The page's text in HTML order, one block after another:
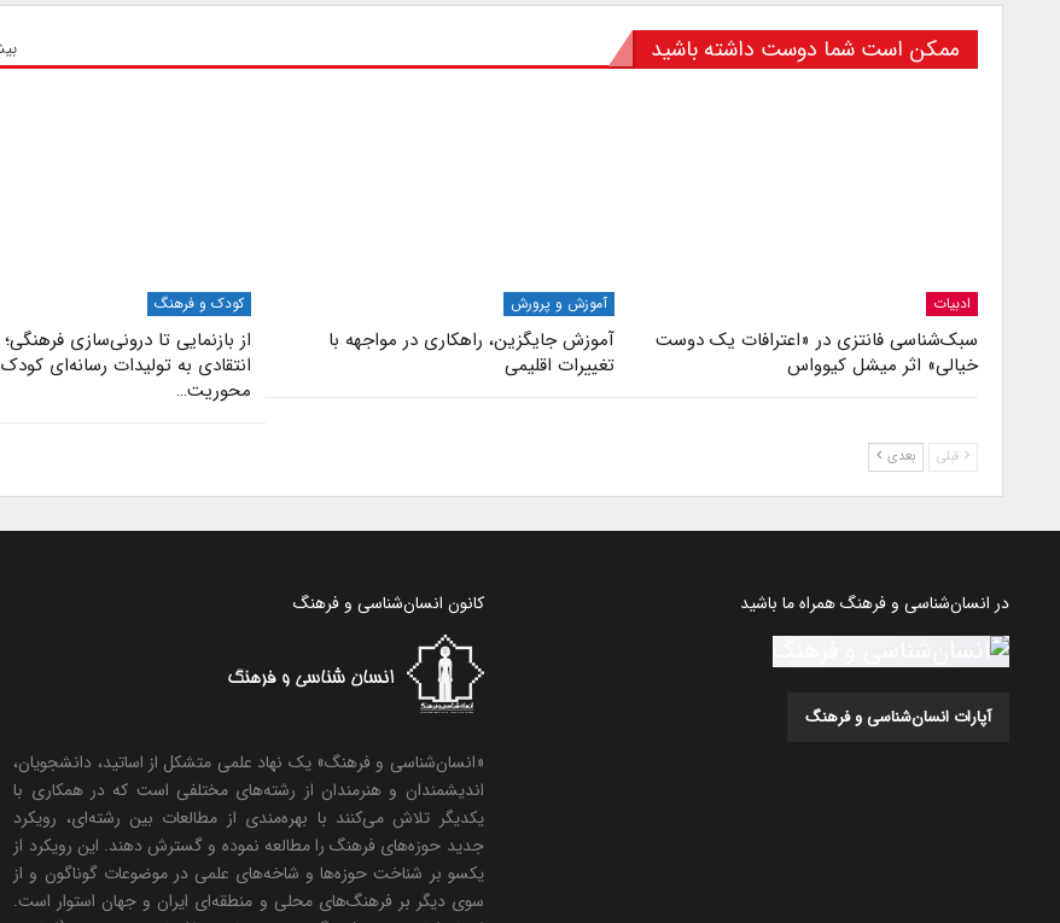
ممکن است شما دوست داشته باشید
ادبیات
سبک‌شناسی فانتزی در «اعترافات یک دوست
خیالی» اثر میشل کیوواس
آموزش و پرورش
آموزش جایگزین، راهکاری در مواجهه با
تغییرات اقلیمی
کودک و فرهنگ
از بازنمایی تا درونی‌سازی
انتقادی به تولیدات رسانه‌ای کودک
محوریت…
قبلی بعدی
در انسان‌شناسی و فرهنگ همراه ما باشید
آپارات انسان‌شناسی و فرهنگ
کانون انسان‌شناسی و فرهنگ
«انسان‌شناسی و فرهنگ» یک نهاد علمی متشکل از اساتید، دانشجویان،
اندیشمندان و هنرمندان از رشته‌های مختلفی است که در همکاری با
یکدیگر تلاش می‌کنند با بهره‌مندی از مطالعات بین رشته‌ای، رویکرد
جدید حوزه‌های فرهنگ را مطالعه نموده و گسترش دهند. این رویکرد از
یکسو بر شناخت حوزه‌ها و شاخه‌های علمی در موضوعات گوناگون و از
سوی دیگر بر فرهنگ‌های محلی و منطقه‌ای ایران و جهان استوار است.